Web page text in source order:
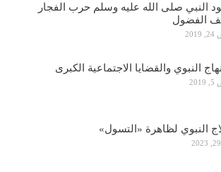
النبي صلى الله عليه وسلم حرب الفجار
الفضول
النبوي والقضايا الاجتماعية الكبرى
النبوي لظاهرة «التسول»